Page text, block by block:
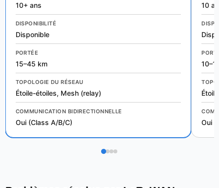
10+ ans
DISPONIBILITÉ
Disponible
PORTÉE
15–45 km
TOPOLOGIE DU RÉSEAU
Étoile-étoiles, Mesh (relay)
COMMUNICATION BIDIRECTIONNELLE
Oui (Class A/B/C)
10
Étoile
Oui